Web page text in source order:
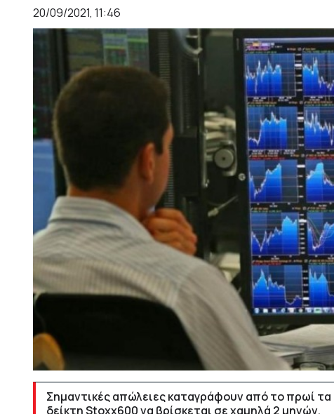
20/09/2021, 11:46
Σημαντικές απώλειες καταγράφουν από το πρωί
δείκτη Stoxx600 να βρίσκεται σε χαμηλά 2 μηνών.